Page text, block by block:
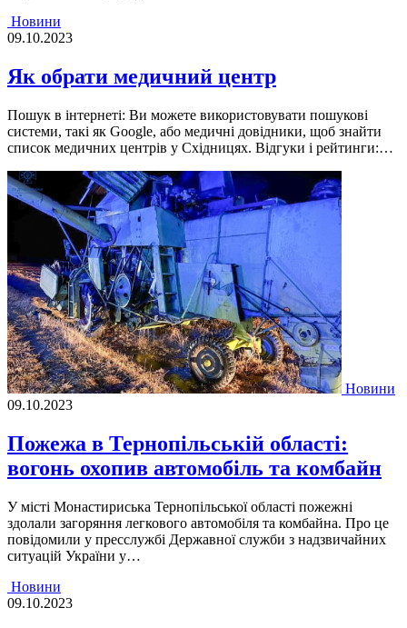
Новини
09.10.2023
Як обрати медичний центр
Пошук в інтернеті: Ви можете використовувати пошукові
системи, такі як Google, або медичні довідники, щоб знайти
список медичних центрів у Східницях. Відгуки і рейтинги:…
Новини
09.10.2023
Пожежа в Тернопільській області:
вогонь охопив автомобіль та комбайн
У місті Монастириська Тернопільської області пожежні
здолали загоряння легкового автомобіля та комбайна. Про це
повідомили у пресслужбі Державної служби з надзвичайних
ситуацій України у…
Новини
09.10.2023